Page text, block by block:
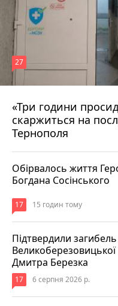
«Три години
скаржиться на
Тернополя
27
11 годин тому
Обірвалось життя
Богдана Сосінського
17 15 годин тому
Підтвердили
Дмитра Березка
17 6 серпня 2026 р.